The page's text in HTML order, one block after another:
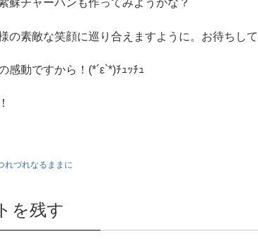
蘇チャーハンも作ってみようかな？
の素敵な笑顔に巡り合えますように。お待ちして
感動ですから！(*´ε`*)ﾁｭｯﾁｭ
れづれなるままに
を残す